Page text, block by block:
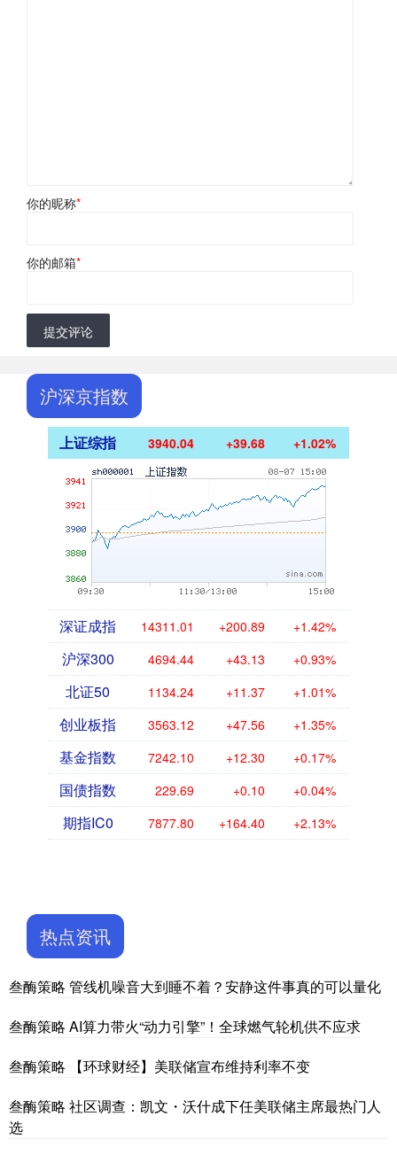
你的昵称*
你的邮箱*
提交评论
沪深京指数
上证综指 3940.04 +39.68 +1.02%
深证成指 14311.01 +200.89 +1.42%
沪深300 4694.44 +43.13 +0.93%
北证50 1134.24 +11.37 +1.01%
创业板指 3563.12 +47.56 +1.35%
基金指数 7242.10 +12.30 +0.17%
国债指数 229.69 +0.10 +0.04%
期指IC0 7877.80 +164.40 +2.13%
热点资讯
叁酶策略 管线机噪音大到睡不着？安静这件事真的可以量化
叁酶策略 AI算力带火“动力引擎”！全球燃气轮机供不应求
叁酶策略 【环球财经】美联储宣布维持利率不变
叁酶策略 社区调查：凯文・沃什成下任美联储主席最热门人
选